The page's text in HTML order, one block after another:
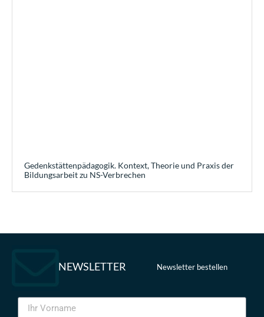
Gedenkstättenpädagogik. Kontext, Theorie und Praxis der
Bildungsarbeit zu NS-Verbrechen
NEWSLETTER Newsletter bestellen